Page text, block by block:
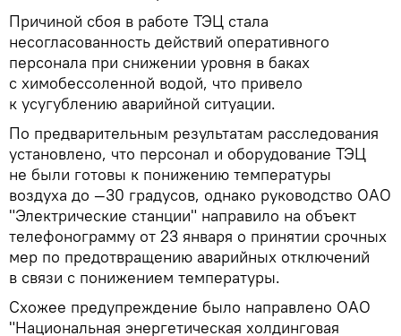
Причиной сбоя в работе ТЭЦ стала
несогласованность действий оперативного
персонала при снижении уровня в баках
с химобессоленной водой, что привело
к усугублению аварийной ситуации.
По предварительным результатам расследования
установлено, что персонал и оборудование ТЭЦ
не были готовы к понижению температуры
воздуха до —30 градусов, однако руководство ОАО
"Электрические станции" направило на объект
телефонограмму от 23 января о принятии срочных
мер по предотвращению аварийных отключений
в связи с понижением температуры.
Схожее предупреждение было направлено ОАО
"Национальная энергетическая холдинговая